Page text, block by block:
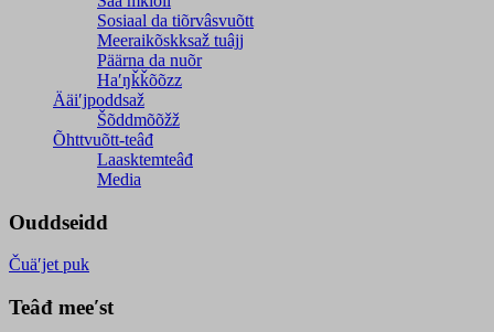
Sosiaal da tiõrvâsvuõtt
Meeraikõskksaž tuâjj
Päärna da nuõr
Haʹŋǩǩõõzz
Ääiʹjpoddsaž
Šõddmõõžž
Õhttvuõtt-teâđ
Laasktemteâđ
Media
Ouddseidd
Čuäʹjet puk
Teâđ meeʹst